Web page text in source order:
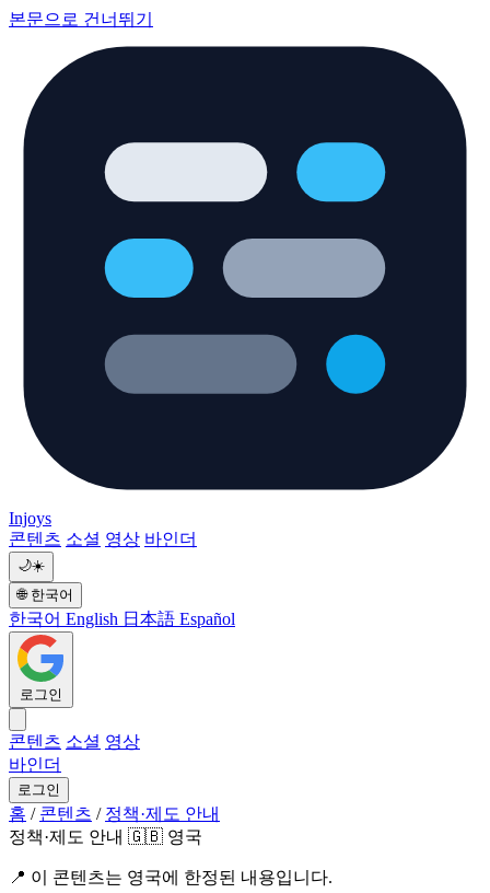
본문으로 건너뛰기
Injoys
콘텐츠 소셜 영상 바인더
🌙☀️
🌐 한국어
한국어 English 日本語 Español
로그인
콘텐츠 소셜 영상
바인더
로그인
홈 / 콘텐츠 / 정책·제도 안내
정책·제도 안내 🇬🇧 영국
📍 이 콘텐츠는 영국에 한정된 내용입니다.